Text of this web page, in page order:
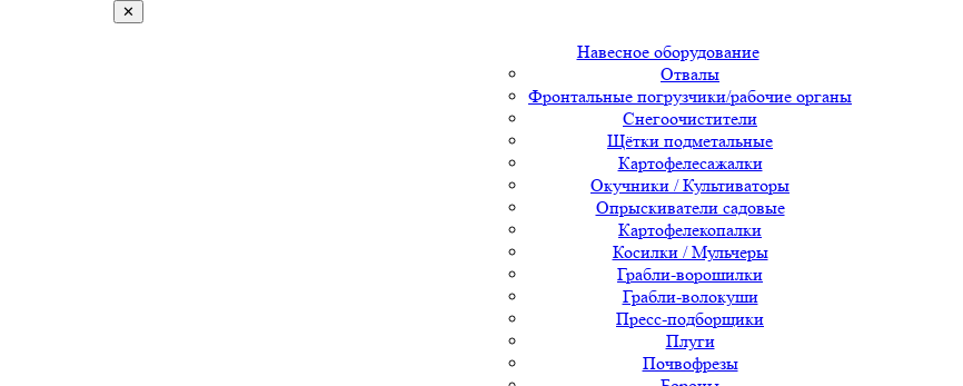
✕
Навесное оборудование
Отвалы
Фронтальные погрузчики/рабочие органы
Снегоочистители
Щётки подметальные
Картофелесажалки
Окучники / Культиваторы
Опрыскиватели садовые
Картофелекопалки
Косилки / Мульчеры
Грабли-ворошилки
Грабли-волокуши
Пресс-подборщики
Плуги
Почвофрезы